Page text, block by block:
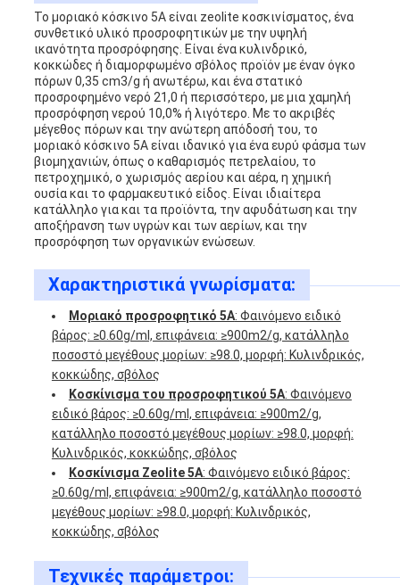
ΖΗΤΉΣΤΕ
ΜΙΑ
ΠΡΟΣΦΟΡΆ
SITEMAP
PRIVACY
POLICY
Το μοριακό κόσκινο 5A είναι zeolite κοσκινίσματος, ένα
συνθετικό υλικό προσροφητικών με την υψηλή
ικανότητα προσρόφησης. Είναι ένα κυλινδρικό,
κοκκώδες ή διαμορφωμένο σβόλος προϊόν με έναν όγκο
πόρων 0,35 cm3/g ή ανωτέρω, και ένα στατικό
προσροφημένο νερό 21,0 ή περισσότερο, με μια χαμηλή
προσρόφηση νερού 10,0% ή λιγότερο. Με το ακριβές
μέγεθος πόρων και την ανώτερη απόδοσή του, το
μοριακό κόσκινο 5A είναι ιδανικό για ένα ευρύ φάσμα των
βιομηχανιών, όπως ο καθαρισμός πετρελαίου, το
πετροχημικό, ο χωρισμός αερίου και αέρα, η χημική
ουσία και το φαρμακευτικό είδος. Είναι ιδιαίτερα
κατάλληλο για και τα προϊόντα, την αφυδάτωση και την
αποξήρανση των υγρών και των αερίων, και την
προσρόφηση των οργανικών ενώσεων.
Χαρακτηριστικά γνωρίσματα:
Μοριακό προσροφητικό 5A: Φαινόμενο ειδικό
βάρος: ≥0.60g/ml, επιφάνεια: ≥900m2/g, κατάλληλο
ποσοστό μεγέθους μορίων: ≥98.0, μορφή: Κυλινδρικός,
κοκκώδης, σβόλος
Κοσκίνισμα του προσροφητικού 5A: Φαινόμενο
ειδικό βάρος: ≥0.60g/ml, επιφάνεια: ≥900m2/g,
κατάλληλο ποσοστό μεγέθους μορίων: ≥98.0, μορφή:
Κυλινδρικός, κοκκώδης, σβόλος
Κοσκίνισμα Zeolite 5A: Φαινόμενο ειδικό βάρος:
≥0.60g/ml, επιφάνεια: ≥900m2/g, κατάλληλο ποσοστό
μεγέθους μορίων: ≥98.0, μορφή: Κυλινδρικός,
κοκκώδης, σβόλος
Τεχνικές παράμετροι: